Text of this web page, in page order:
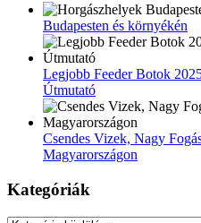
Budapesten és környékén
Legjobb Feeder Botok
Útmutató
Csendes Vizek, Nagy
Magyarországon
Kategóriák